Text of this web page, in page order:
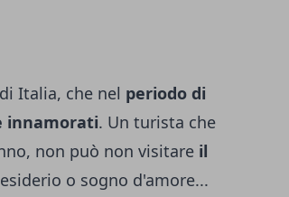
Italia, che nel periodo di
innamorati. Un turista che
non può non visitare il
o sogno d'amore...